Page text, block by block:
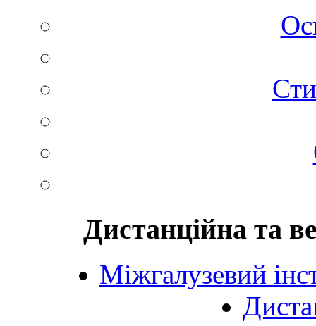
Дистанційна та
Міжгалузевий